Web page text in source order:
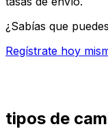
¿Sabías que
Regístrate hoy
tipos de